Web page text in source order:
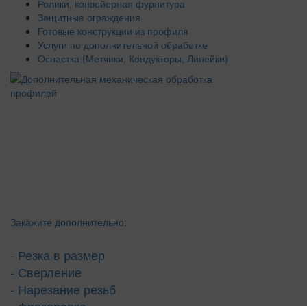
Ролики, конвейерная фурнитура
Защитные ограждения
Готовые конструкции из профиля
Услуги по дополнительной обработке
Оснастка (Метчики, Кондукторы, Линейки)
Закажите дополнительно:
- Резка в размер
- Сверление
- Нарезание резьб